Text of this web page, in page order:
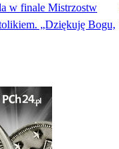
w finale Mistrzostw
„Dziękuję Bogu,